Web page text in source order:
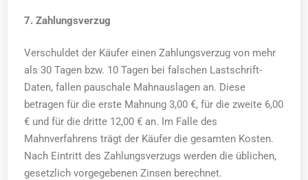
7. Zahlungsverzug
Verschuldet der Käufer einen Zahlungsverzug von mehr
als 30 Tagen bzw. 10 Tagen bei falschen Lastschrift-
Daten, fallen pauschale Mahnauslagen an. Diese
betragen für die erste Mahnung 3,00 €, für die zweite 6,00
€ und für die dritte 12,00 € an. Im Falle des
Mahnverfahrens trägt der Käufer die gesamten Kosten.
Nach Eintritt des Zahlungsverzugs werden die üblichen,
gesetzlich vorgegebenen Zinsen berechnet.